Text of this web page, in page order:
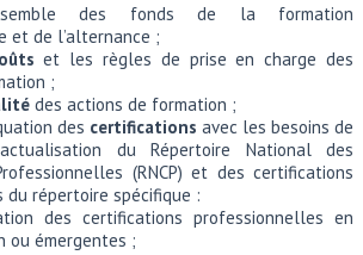
des fonds de la formation
et de l’alternance ;
et les règles de prise en charge des
;
des actions de formation ;
des certifications avec les besoins de
du Répertoire National des
(RNCP) et des certifications
répertoire spécifique :
des certifications professionnelles en
ou émergentes ;